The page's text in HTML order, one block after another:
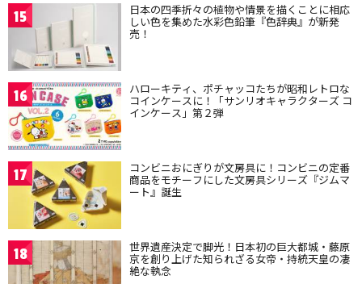
15 日本の四季折々の植物や情景を描くことに相応
しい色を集めた水彩色鉛筆『色辞典』が新発
売！
16 ハローキティ、ポチャッコたちが昭和レトロな
コインケースに！「サンリオキャラクターズ コ
インケース」第２弾
17 コンビニおにぎりが文房具に！コンビニの定番
商品をモチーフにした文房具シリーズ『ジムマ
ート』誕生
18 世界遺産決定で脚光！日本初の巨大都城・藤原
京を創り上げた知られざる女帝・持統天皇の凄
絶な執念